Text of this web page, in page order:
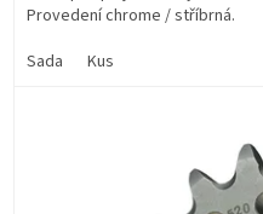
Provedení chrome / stříbrná.
Sada
Kus